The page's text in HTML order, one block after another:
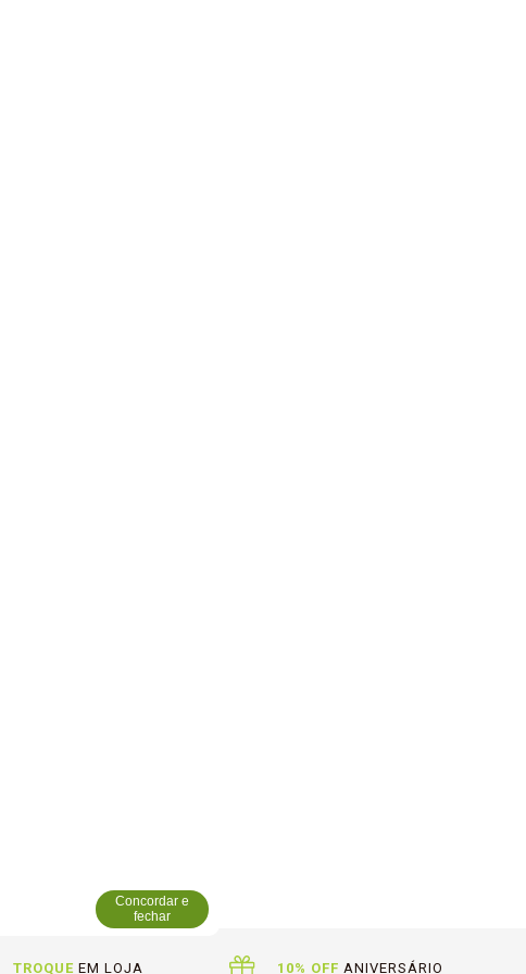
TROQUEEM LOJA 10% OFF ANIVERSÁRIO
Concordar e
fechar